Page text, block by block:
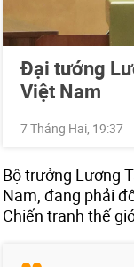
Đại tướng
Việt Nam
7 Tháng Hai, 19:37
Bộ trưởng Lương
Nam, đang phải
Chiến tranh thế